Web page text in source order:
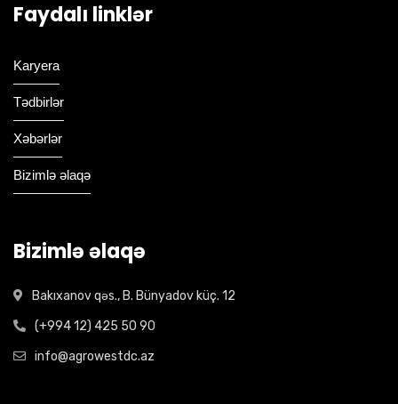
Faydalı linklər
Karyera
Tədbirlər
Xəbərlər
Bizimlə əlaqə
Bizimlə əlaqə
Bakıxanov qəs., B. Bünyadov küç. 12
(+994 12) 425 50 90
info@agrowestdc.az